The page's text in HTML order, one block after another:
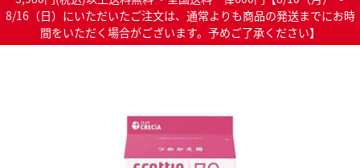
8/16（日）にいただいたご注文は、通常よりも商品の発送までにお時
間をいただく場合がございます。予めご了承ください】